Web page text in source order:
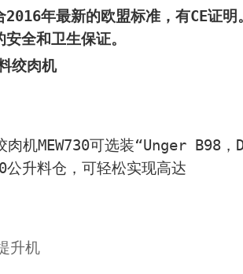
年最新的欧盟标准，有CE证
全和卫生保证。
绞肉机
机MEW730可选装“Unger B98
公升料仓，可轻松实现高达
升机